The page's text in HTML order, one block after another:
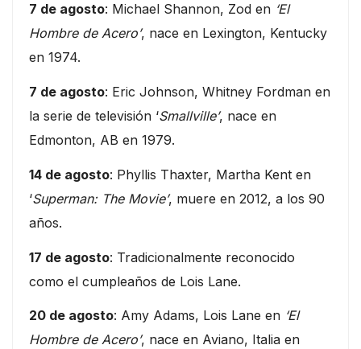
7 de agosto: Michael Shannon, Zod en ‘El
Hombre de Acero’, nace en Lexington, Kentucky
en 1974.
7 de agosto: Eric Johnson, Whitney Fordman en
la serie de televisión ‘Smallville’, nace en
Edmonton, AB en 1979.
14 de agosto: Phyllis Thaxter, Martha Kent en
‘Superman: The Movie’, muere en 2012, a los 90
años.
17 de agosto: Tradicionalmente reconocido
como el cumpleaños de Lois Lane.
20 de agosto: Amy Adams, Lois Lane en ‘El
Hombre de Acero’, nace en Aviano, Italia en